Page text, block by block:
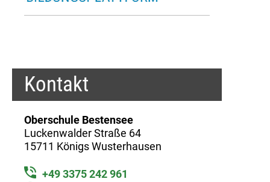
Kontakt
Oberschule Bestensee
Luckenwalder Straße 64
15711 Königs Wusterhausen
+49 3375 242 961